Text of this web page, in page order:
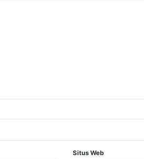
Situs Web